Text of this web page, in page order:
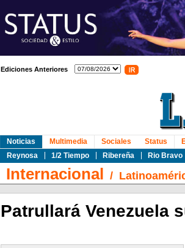
Ediciones Anteriores
Noticias
Reynosa
1/2 Tiempo Ribereña Rio Bravo
Multimedia Sociales Status
Internacional /
Patrullará Venezuela